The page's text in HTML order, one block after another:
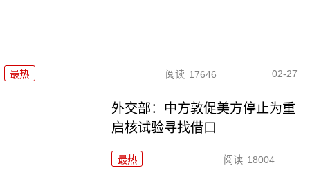
最热 阅读 17646 02-27
外交部：中方敦促美方停止为重
启核试验寻找借口
最热 阅读 18004